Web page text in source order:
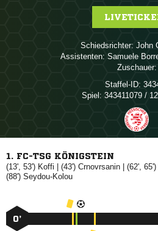
Schiedsrichter: 
Assistenten: 
Zuschauer:
Staffel-ID:
Spiel: 343411079 /
1. FC-TSG KÖNIGSTEIN
(13', 53')  | (43')  | (62', 65')
(88') 
0’